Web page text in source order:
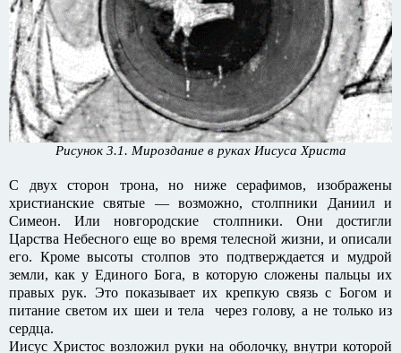
Рисунок 3.1. Мироздание в руках Иисуса Христа
С двух сторон трона, но ниже серафимов, изображены
христианские святые — возможно, столпники Даниил и
Симеон. Или новгородские столпники. Они достигли
Царства Небесного еще во время телесной жизни, и описали
его. Кроме высоты столпов это подтверждается и мудрой
земли, как у Единого Бога, в которую сложены пальцы их
правых рук. Это показывает их крепкую связь с Богом и
питание светом их шеи и тела через голову, а не только из
сердца.
Иисус Христос возложил руки на оболочку, внутри которой